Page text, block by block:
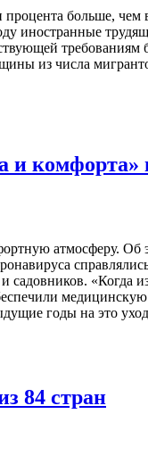
больше,
иностранные
из числа
комфорта»
атмосферу. Об
«Когда
годы на это
84 стран